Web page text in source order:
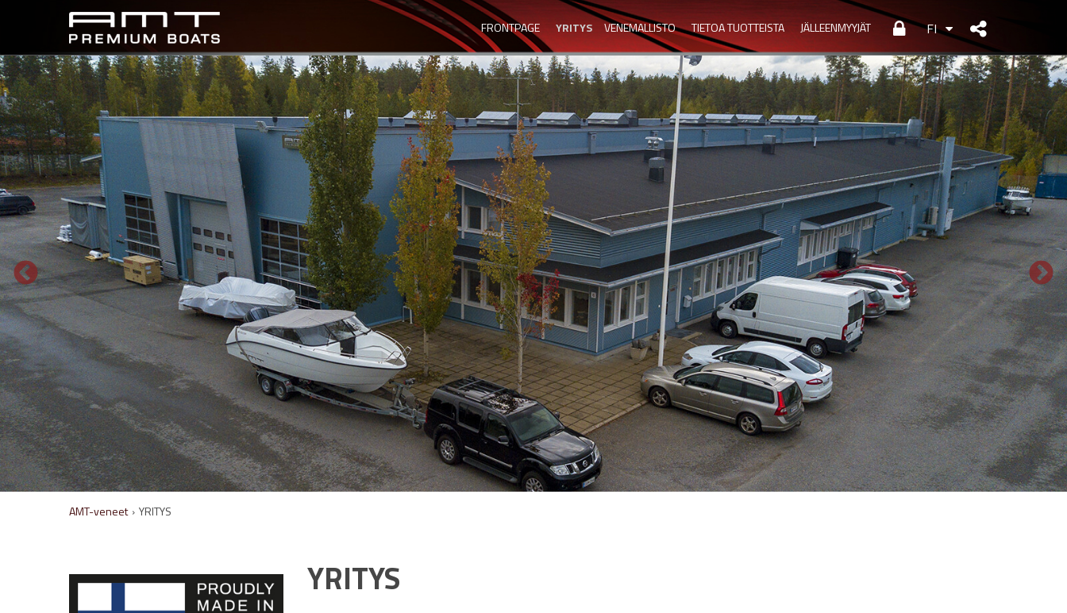
FRONTPAGE YRITYS VENEMALLISTO TIETOA TUOTTEISTA JÄLLEENMYYJÄT FI
AMT-veneet › YRITYS
YRITYS